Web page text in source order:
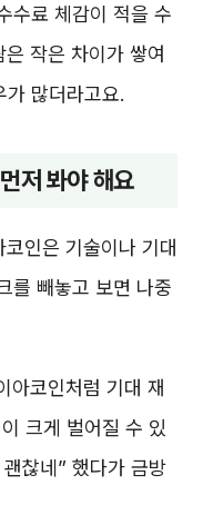
수료 체감이 적을 수
작은 차이가 쌓여
가 많더라고요.
저 봐야 해요
인은 기술이나 기대
를 빼놓고 보면 나중
아코인처럼 기대 재
크게 벌어질 수 있
찮네” 했다가 금방